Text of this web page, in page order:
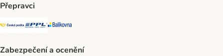
Přepravci
Česká pošta Shipping Method
PPL Shipping Method
Balíkovna Shipping Method
Zabezpečení a ocenění